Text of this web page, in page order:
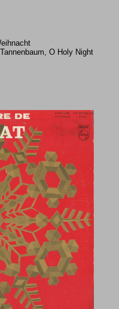
O Holy Night